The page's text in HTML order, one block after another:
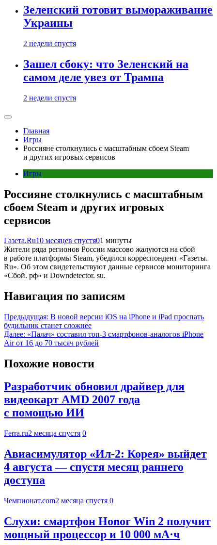
Зеленский готовит вымораживание
Украины
2 недели спустя
Зашел сбоку: что Зеленский на
самом деле увез от Трампа
2 недели спустя
Главная
Игры
Россияне столкнулись с масштабным сбоем Steam
и других игровых сервисов
Игры
Россияне столкнулись с масштабным
сбоем Steam и других игровых
сервисов
Газета.Ru10 месяцев спустя01 минуты
Жители ряда регионов России массово жалуются на сбой
в работе платформы Steam, убедился корреспондент «Газеты.
Ru». Об этом свидетельствуют данные сервисов мониторинга
«Сбой. рф» и Downdetector. su.
Навигация по записям
Предыдущая: В новой версии iOS на iPhone и iPad проспать
будильник станет сложнее
Далее: «Палач» составил топ-3 смартфонов-аналогов iPhone
Air от 16 до 70 тысяч рублей
Похожие новости
Разработчик обновил драйвер для
видеокарт AMD 2007 года
с помощью ИИ
Ferra.ru2 месяца спустя 0
Авиасимулятор «Ил-2: Корея» выйдет
4 августа — спустя месяц раннего
доступа
Чемпионат.com2 месяца спустя 0
Слухи: смартфон Honor Win 2 получит
мощный процессор и 10 000 мА·ч